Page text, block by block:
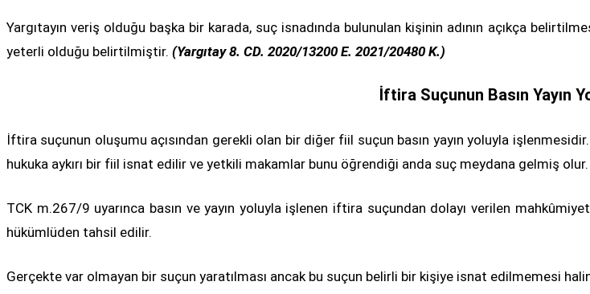
Yargıtayın veriş olduğu başka bir karada, suç isnadında bulunulan kişinin adının açıkça
yeterli olduğu belirtilmiştir. (Yargıtay 8. CD. 2020/13200 E. 2021/20480 K.)
İftira Suçunun Basın Yayın
İftira suçunun oluşumu açısından gerekli olan bir diğer fiil suçun basın yayın yoluyla
hukuka aykırı bir fiil isnat edilir ve yetkili makamlar bunu öğrendiği anda suç meydana gelmiş olur.
TCK m.267/9 uyarınca basın ve yayın yoluyla işlenen iftira suçundan dolayı verilen
hükümlüden tahsil edilir.
Gerçekte var olmayan bir suçun yaratılması ancak bu suçun belirli bir kişiye isnat edilmemesi